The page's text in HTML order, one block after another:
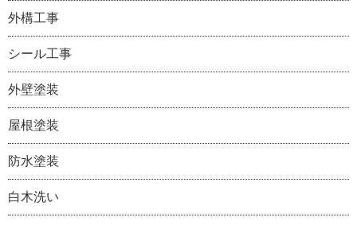
外構工事
シール工事
外壁塗装
屋根塗装
防水塗装
白木洗い